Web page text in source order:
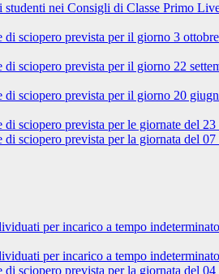
studenti nei Consigli di Classe Primo
sciopero prevista per il giorno 3
sciopero prevista per il giorno 22
sciopero prevista per il giorno 20
sciopero prevista per le giornate del
sciopero prevista per la giornata del
per incarico a tempo indeterminato
per incarico a tempo indeterminato
sciopero prevista per la giornata del